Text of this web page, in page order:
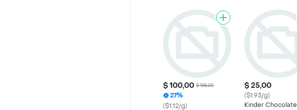
$ 100,00 $ 138,00
27%
($1.12/g)
$ 25,00
($1.93/g)
Kinder Chocolate